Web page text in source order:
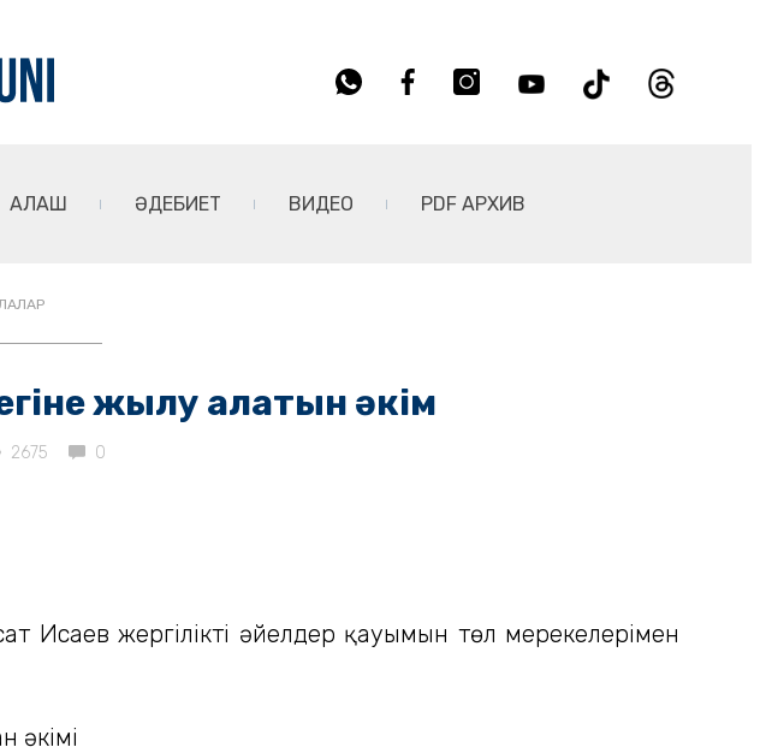
АЛАШ ӘДЕБИЕТ ВИДЕО PDF АРХИВ
жылу алатын әкім
2675 0
Исаев жергілікті әйелдер қауымын төл мерекелерімен